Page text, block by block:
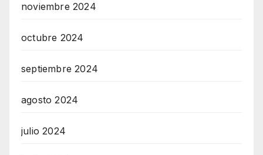
noviembre 2024
octubre 2024
septiembre 2024
agosto 2024
julio 2024